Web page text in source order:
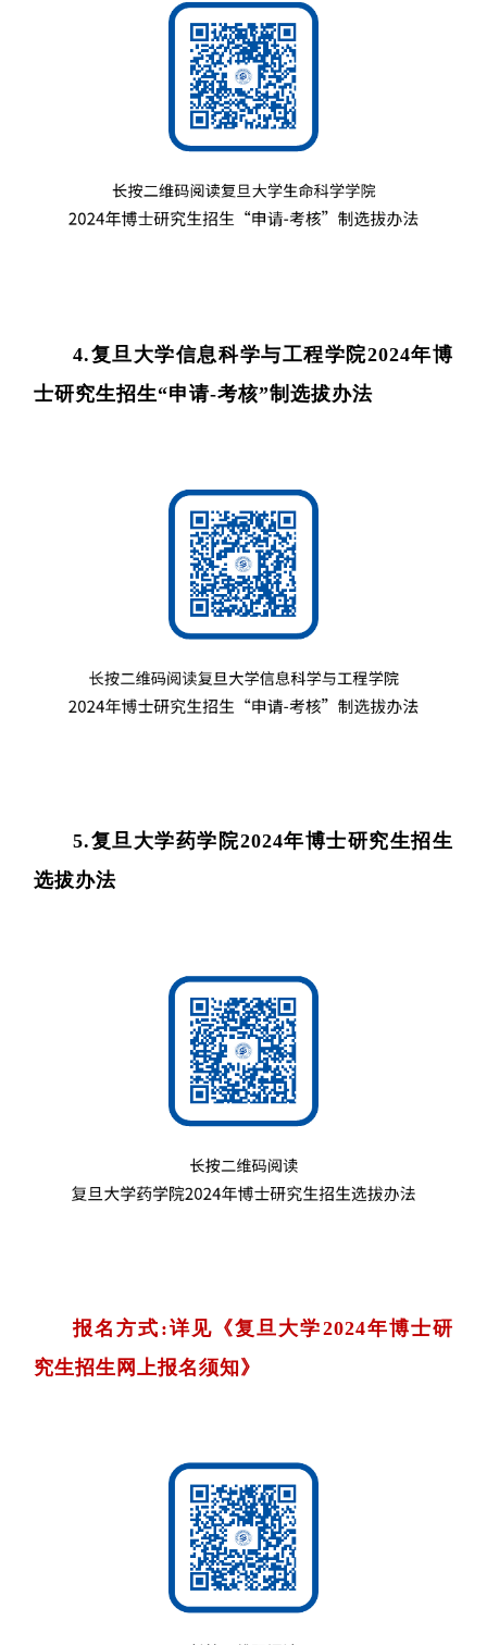
4.复旦大学信息科学与工程学院2024年博
士研究生招生“申请-考核”制选拔办法
5.复旦大学药学院2024年博士研究生招生
选拔办法
报名方式:详见《复旦大学2024年博士研
究生招生网上报名须知》